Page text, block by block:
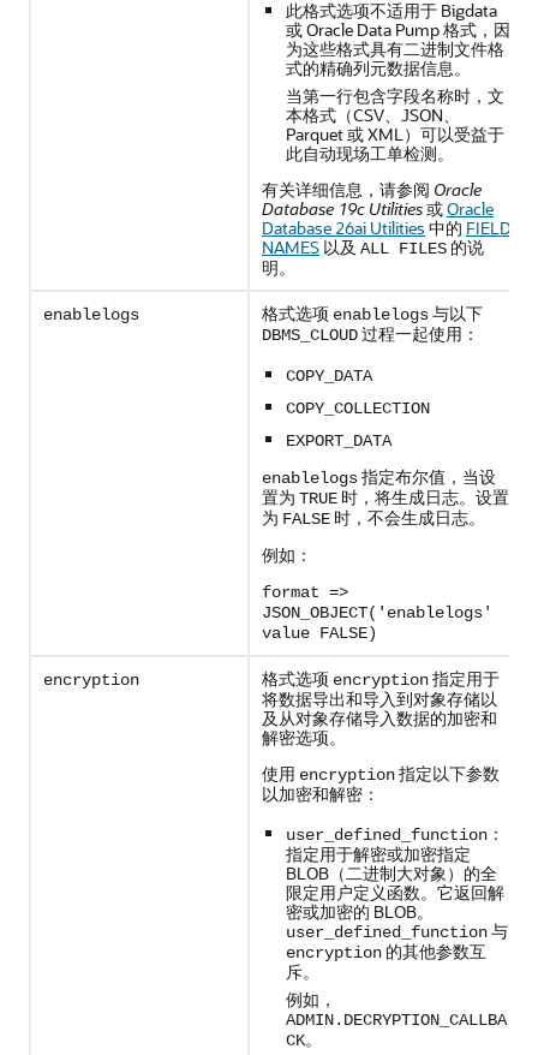
此格式选项不适用于 Bigdata
或 Oracle Data Pump 格式，因
为这些格式具有二进制文件格
式的精确列元数据信息。
当第一行包含字段名称时，文
本格式（CSV、JSON、
Parquet 或 XML）可以受益于
此自动现场工单检测。
有关详细信息，请参阅 Oracle
Database 19c Utilities或Oracle
Database 26ai Utilities 中的 FIELD
NAMES 以及 ALL FILES 的说
明。
enablelogs 格式选项 enablelogs与以下
DBMS_CLOUD过程一起使用：
COPY_DATA
COPY_COLLECTION
EXPORT_DATA
enablelogs指定布尔值，当设
置为 TRUE 时，将生成日志。设置
为 FALSE 时，不会生成日志。
例如：
format =>
JSON_OBJECT('enablelogs'
value FALSE)
encryption 格式选项 encryption指定用于
将数据导出和导入到对象存储以
及从对象存储导入数据的加密和
解密选项。
使用 encryption指定以下参数
以加密和解密：
user_defined_function ：
指定用于解密或加密指定
BLOB（二进制大对象）的全
限定用户定义函数。它返回解
密或加密的 BLOB。
user_defined_function与
encryption 的其他参数互
斥。
例如，
ADMIN.DECRYPTION_CALLBA
CK。